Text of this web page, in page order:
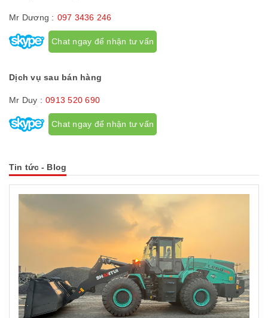
Mr Dương : 097 3436 246
Chat ngay để nhận tư vấn
Dịch vụ sau bán hàng
Mr Duy : 0913 520 690
Chat ngay để nhận tư vấn
Tin tức - Blog